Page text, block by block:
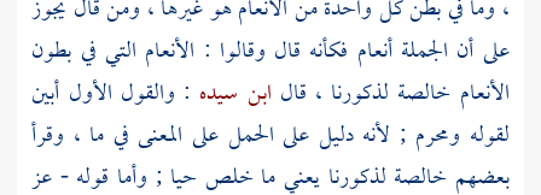
، وما في بطن كل واحدة من الأنعام هو غيرها ، ومن قال يجوز
على أن الجملة أنعام فكأنه قال وقالوا : الأنعام التي في بطون
الأنعام خالصة لذكورنا ، قال ابن سيده : والقول الأول أبين
لقوله ومحرم ; لأنه دليل على الحمل على المعنى في ما ، وقرأ
بعضهم خالصة لذكورنا يعني ما خلص حيا ; وأما قوله - عز